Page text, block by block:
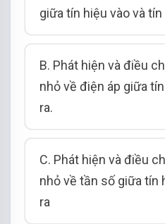
giữa tín hiệu vào và tín
B. Phát hiện và điều
nhỏ về điện áp giữa
ra.
C. Phát hiện và điều
nhỏ về tần số giữa tín
ra